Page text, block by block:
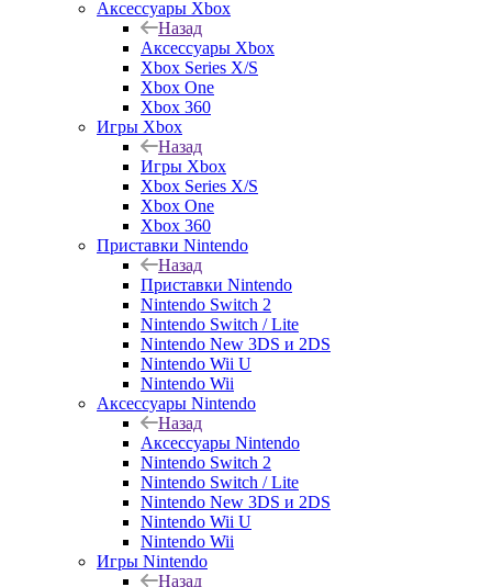
Аксессуары Xbox
Назад
Аксессуары Xbox
Xbox Series X/S
Xbox One
Xbox 360
Игры Xbox
Назад
Игры Xbox
Xbox Series X/S
Xbox One
Xbox 360
Приставки Nintendo
Назад
Приставки Nintendo
Nintendo Switch 2
Nintendo Switch / Lite
Nintendo New 3DS и 2DS
Nintendo Wii U
Nintendo Wii
Аксессуары Nintendo
Назад
Аксессуары Nintendo
Nintendo Switch 2
Nintendo Switch / Lite
Nintendo New 3DS и 2DS
Nintendo Wii U
Nintendo Wii
Игры Nintendo
Назад